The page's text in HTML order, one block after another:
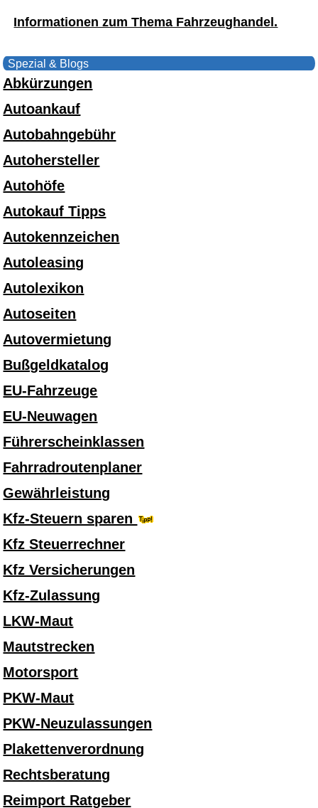
Informationen zum Thema Fahrzeughandel.
Spezial & Blogs
Abkürzungen
Autoankauf
Autobahngebühr
Autohersteller
Autohöfe
Autokauf Tipps
Autokennzeichen
Autoleasing
Autolexikon
Autoseiten
Autovermietung
Bußgeldkatalog
EU-Fahrzeuge
EU-Neuwagen
Führerscheinklassen
Fahrradroutenplaner
Gewährleistung
Kfz-Steuern sparen
Kfz Steuerrechner
Kfz Versicherungen
Kfz-Zulassung
LKW-Maut
Mautstrecken
Motorsport
PKW-Maut
PKW-Neuzulassungen
Plakettenverordnung
Rechtsberatung
Reimport Ratgeber